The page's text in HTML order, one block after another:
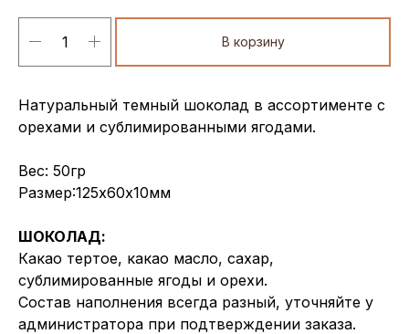
В корзину
Натуральный темный шоколад в ассортименте с
орехами и сублимированными ягодами.
Вес: 50гр
Размер:125х60х10мм
ШОКОЛАД:
Какао тертое, какао масло, сахар,
сублимированные ягоды и орехи.
Состав наполнения всегда разный, уточняйте у
администратора при подтверждении заказа.